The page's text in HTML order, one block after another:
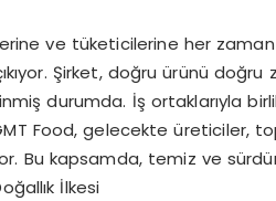
ve tüketicilerine her
Şirket, doğru ürünü
durumda. İş ortaklarıyla
GMT Food, gelecekte
Bu kapsamda, temiz ve
İlkesi